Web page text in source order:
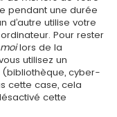
pendant une durée
d’autre utilise votre
Pour rester
lors de la
utilisez un
cyber-
cette case, cela
cette